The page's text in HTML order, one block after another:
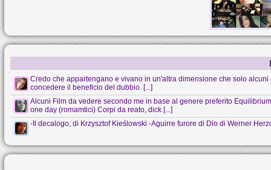
Credo che appartengano e vivano in un'altra dimensione che solo
concedere il beneficio del dubbio. [...]
Alcuni Film da vedere secondo me in base al genere preferito
one day (romamtici) Corpi da reato, dick [...]
-Il decalogo, di Krzysztof Kieślowski -Aguirre furore di Dio di Werner